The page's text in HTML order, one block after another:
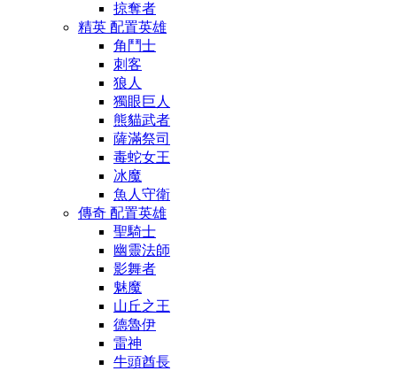
掠奪者
精英 配置英雄
角鬥士
刺客
狼人
獨眼巨人
熊貓武者
薩滿祭司
毒蛇女王
冰魔
魚人守衛
傳奇 配置英雄
聖騎士
幽靈法師
影舞者
魅魔
山丘之王
德魯伊
雷神
牛頭酋長